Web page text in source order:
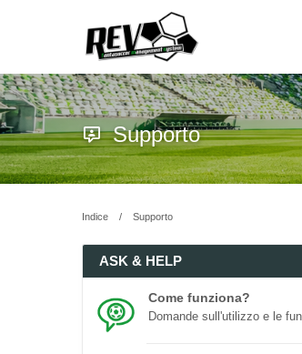
Supporto
Indice Supporto
ASK & HELP
Come funziona?
Domande sull'utilizzo e le